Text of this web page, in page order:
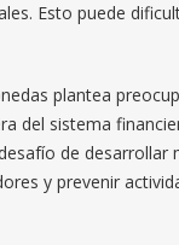
Esto puede
plantea
del sistema
de desarrollar
y prevenir